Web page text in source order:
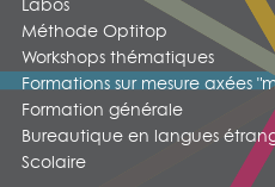
Labos
Méthode Optitop
Workshops thématiques
Formations sur mesure axées
Formation générale
Bureautique en langues
Scolaire